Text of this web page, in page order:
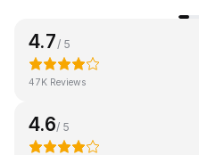
4.7 / 5
47K Reviews
4.6/ 5